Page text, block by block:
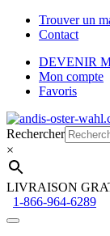
Trouver un
Contact
DEVENIR
Mon compte
Favoris
Aller
à
la
navigation
Aller
au
contenu
Rechercher
×
LIVRAISON
1-866-964-6289